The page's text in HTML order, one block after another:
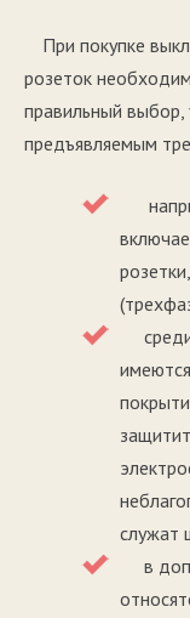
При покупке
розеток
правильный
предъявляемым
среди
служат
в